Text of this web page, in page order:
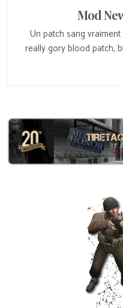
Mod
Un patch sang
really gory blood patch,